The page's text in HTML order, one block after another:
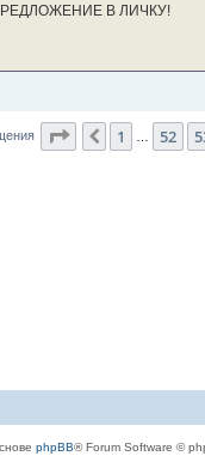
В ЛИЧКУ!
Страница 54из
Пред.
1 52
phpBB® Forum Software ©